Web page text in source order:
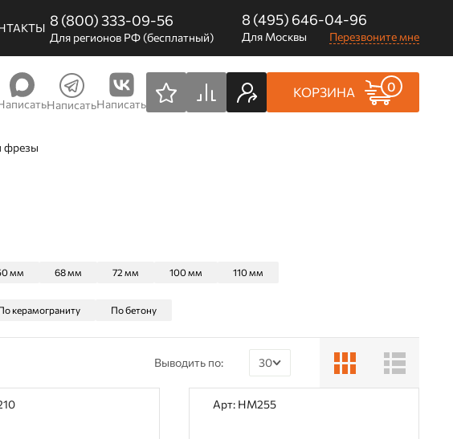
8 (800) 333-09-56
Для регионов РФ (бесплатный)
8 (495) 646-04-96
Для Москвы Перезвоните мне
НаписатьНаписать
КОРЗИНА 0
фрезы
мм 68 мм 72 мм 100 мм 110 мм
керамограниту По бетону
Выводить по:
30
30
Арт: HM255